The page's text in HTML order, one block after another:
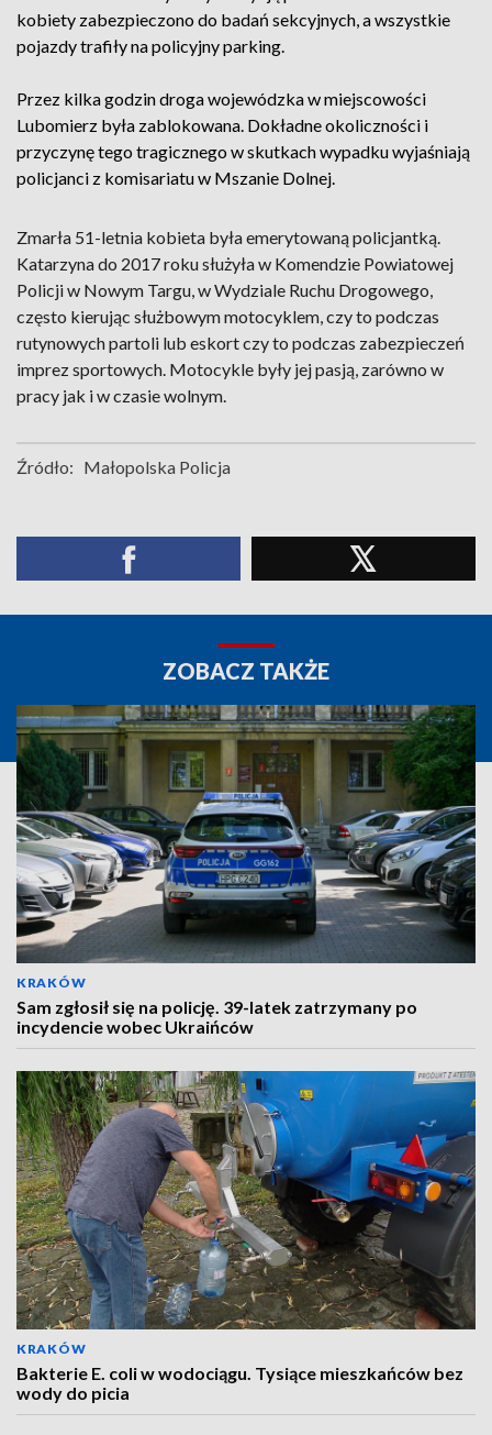
kobiety zabezpieczono do badań sekcyjnych, a wszystkie
pojazdy trafiły na policyjny parking.
Przez kilka godzin droga wojewódzka w miejscowości
Lubomierz była zablokowana. Dokładne okoliczności i
przyczynę tego tragicznego w skutkach wypadku wyjaśniają
policjanci z komisariatu w Mszanie Dolnej.
Zmarła 51-letnia kobieta była emerytowaną policjantką.
Katarzyna do 2017 roku służyła w Komendzie Powiatowej
Policji w Nowym Targu, w Wydziale Ruchu Drogowego,
często kierując służbowym motocyklem, czy to podczas
rutynowych partoli lub eskort czy to podczas zabezpieczeń
imprez sportowych. Motocykle były jej pasją, zarówno w
pracy jak i w czasie wolnym.
Źródło: Małopolska Policja
ZOBACZ TAKŻE
KRAKÓW
Sam zgłosił się na policję. 39-latek zatrzymany po
incydencie wobec Ukraińców
KRAKÓW
Bakterie E. coli w wodociągu. Tysiące mieszkańców bez
wody do picia